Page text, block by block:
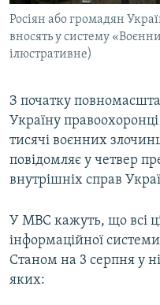
ІНФОГРАФІКА
ДОЛУЧАЙСЯ!
Усі сайти RFE/RL
Росіян або громадян
вносять у систему
ілюстративне)
З початку
Україну
тисячі воєнних
повідомляє у четвер
внутрішніх справ
У МВС кажуть, що всі
інформаційної
Станом на 3 серпня у
яких: